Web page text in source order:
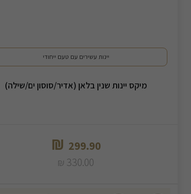
יינות עשירים עם טעם ייחודי
מיקס יינות שנין בלאן (אדיר/סוסון ים/שילה)
299.90
₪
330.00
₪